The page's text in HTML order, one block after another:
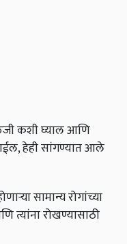
कशी घ्याल आणि
हेही सांगण्यात आले
सामान्य रोगांच्या
त्यांना रोखण्यासाठी